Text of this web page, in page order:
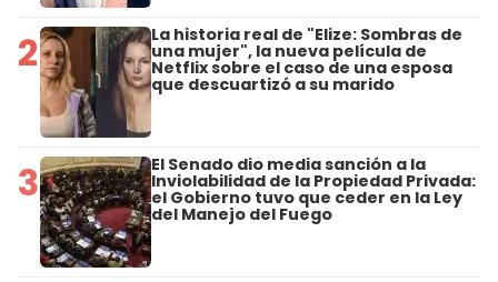
2 La historia real de "Elize: Sombras de
una mujer", la nueva película de
Netflix sobre el caso de una esposa
que descuartizó a su marido
3 El Senado dio media sanción a la
Inviolabilidad de la Propiedad Privada:
el Gobierno tuvo que ceder en la Ley
del Manejo del Fuego